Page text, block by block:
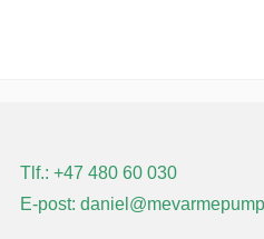
Tlf.: +47 480 60 030
E-post: